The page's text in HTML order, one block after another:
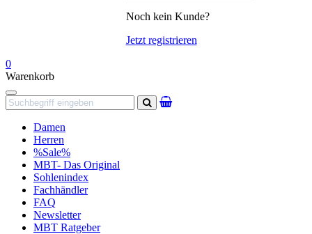
Noch kein Kunde?
Jetzt registrieren
0
Warenkorb
Navigation
Suchen
Damen
Herren
%Sale%
MBT- Das Original
Sohlenindex
Fachhändler
FAQ
Newsletter
MBT Ratgeber